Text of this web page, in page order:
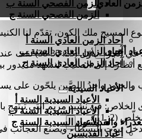
الزمن الفصحي السنة ب
الزمن الفصحي السنة ج
الزمن العادي
آحاد الزمن العادي السنة أ
آحاد الزمن العادي السنة ب
آحاد الزمن العادي السنة ج
أخرى
الأعياد السيدية
الأعياد السيدية السنة أ
الأعياد السيدية السنة ب
الأعياد السيدية السنة ج
أعياد القديسين
والقديسون
المسيح ملك الكون، تقدّم لنا
المختلفة تجاه يسوع: الشعب، والرؤساء، والجنود.
وأحدُ اللصَّين يلحّون على
(2: 11).
بيوت البسطاء ويصنع العجائب